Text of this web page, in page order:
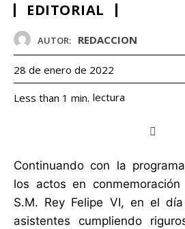
EDITORIAL
AUTOR: REDACCION
28 de enero de 2022
Less than 1 min. lectura
Continuando con la
los actos en
S.M. Rey Felipe VI, en el
asistentes cumpliendo